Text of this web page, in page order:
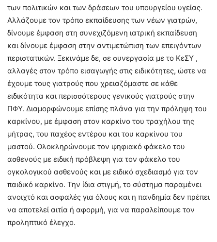
των πολιτικών και των δράσεων του υπουργείου υγείας.
Αλλάζουμε τον τρόπο εκπαίδευσης των νέων γιατρών,
δίνουμε έμφαση στη συνεχιζόμενη ιατρική εκπαίδευση
και δίνουμε έμφαση στην αντιμετώπιση των επειγόντων
περιστατικών. Ξεκινάμε δε, σε συνεργασία με το ΚεΣΥ ,
αλλαγές στον τρόπο εισαγωγής στις ειδικότητες, ώστε να
έχουμε τους γιατρούς που χρειαζόμαστε σε κάθε
ειδικότητα και περισσότερους γενικούς γιατρούς στην
ΠΦΥ. Διαμορφώνουμε επίσης πλάνα για την πρόληψη του
καρκίνου, με έμφαση στον καρκίνο του τραχήλου της
μήτρας, του παχέος εντέρου και του καρκίνου του
μαστού. Ολοκληρώνουμε τον ψηφιακό φάκελο του
ασθενούς με ειδική πρόβλεψη για τον φάκελο του
ογκολογικού ασθενούς και με ειδικό σχεδιασμό για τον
παιδικό καρκίνο. Την ίδια στιγμή, το σύστημα παραμένει
ανοιχτό και ασφαλές για όλους και η πανδημία δεν πρέπει
να αποτελεί αιτία ή αφορμή, για να παραλείπουμε τον
προληπτικό έλεγχο.